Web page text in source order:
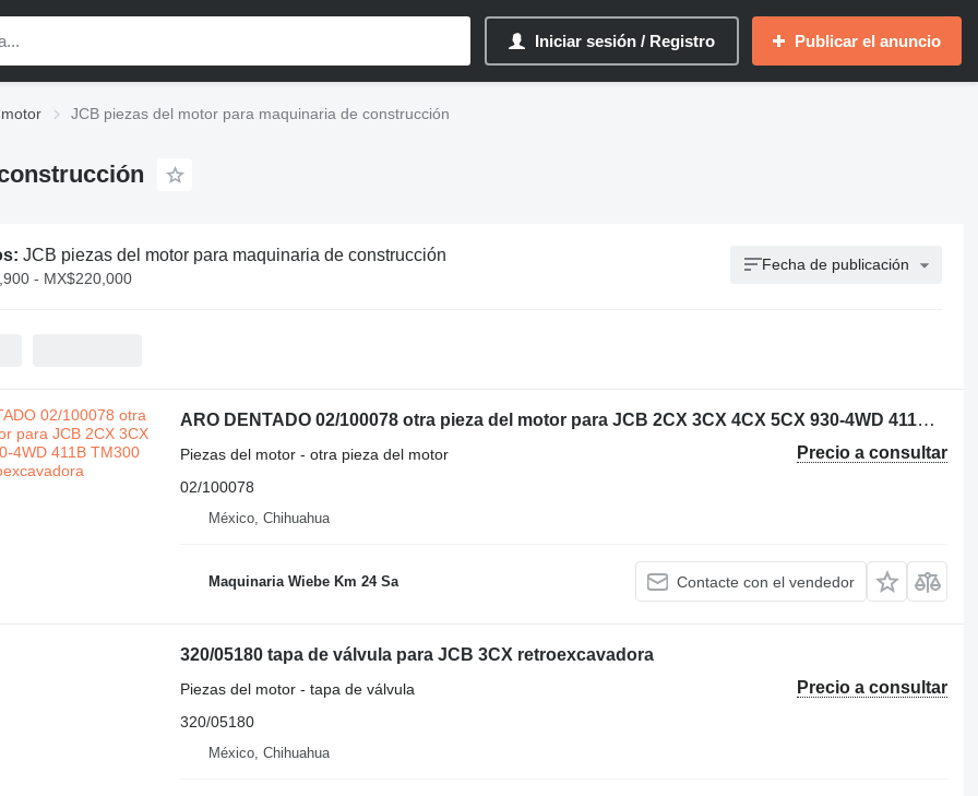
Iniciar sesión / Registro Publicar el anuncio
JCB piezas del motor para maquinaria de construcción
JCB piezas del motor para maquinaria de construcción
- MX$220,000
Fecha de publicación
ARO DENTADO 02/100078 otra pieza del motor para JCB 2CX 3CX 4CX 5CX 930-4WD 411B TM300 retroexcavadora
Precio a consultar
Piezas del motor - otra pieza del motor
02/100078
México, Chihuahua
Maquinaria Wiebe Km 24 Sa Contacte con el vendedor
320/05180 tapa de válvula para JCB 3CX retroexcavadora
Precio a consultar
Piezas del motor - tapa de válvula
320/05180
México, Chihuahua